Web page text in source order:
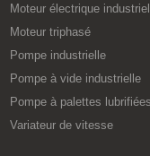
Moteur électrique industriel
Moteur triphasé
Pompe industrielle
Pompe à vide industrielle
Pompe à palettes lubrifiées
Variateur de vitesse